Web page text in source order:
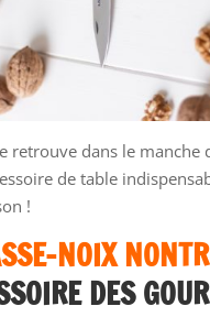
retrouve dans le manche
de table
!
NOIX
DES